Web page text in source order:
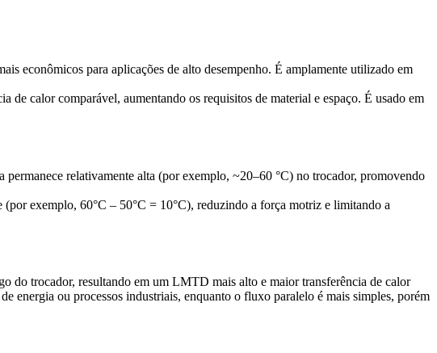
econômicos para aplicações de alto desempenho. É amplamente utilizado em
calor comparável, aumentando os requisitos de material e espaço. É usado em
relativamente alta (por exemplo, ~20–60 °C) no trocador, promovendo
exemplo, 60°C – 50°C = 10°C), reduzindo a força motriz e limitando a
do trocador, resultando em um LMTD mais alto e maior transferência de calor
energia ou processos industriais, enquanto o fluxo paralelo é mais simples, porém